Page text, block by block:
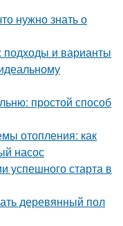
нужно знать о
подходы и варианты
простой способ
отопления: как
насос
успешного старта в
деревянный пол